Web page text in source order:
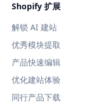
Shopify 扩展
解锁 AI 建站
优秀模块提取
产品快速编辑
优化建站体验
同行产品下载